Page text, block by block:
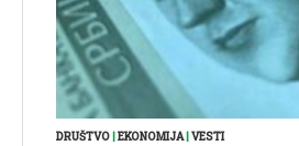
DRUŠTVO EKONOMIJA| VESTI